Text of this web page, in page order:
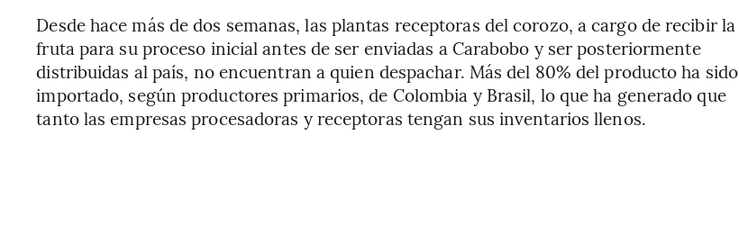
Desde hace más de dos semanas, las plantas receptoras del corozo, a cargo de recibir la
fruta para su proceso inicial antes de ser enviadas a Carabobo y ser posteriormente
distribuidas al país, no encuentran a quien despachar. Más del 80% del producto ha sido
importado, según productores primarios, de Colombia y Brasil, lo que ha generado que
tanto las empresas procesadoras y receptoras tengan sus inventarios llenos.